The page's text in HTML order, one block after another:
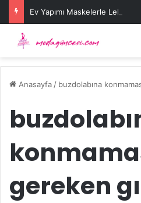
Ev Yapımı Maskelerle Leke
Anasayfa / buzdolabına
gereken